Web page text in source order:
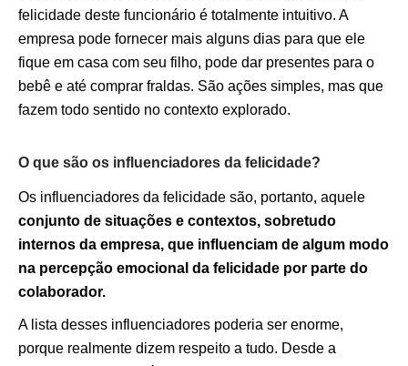
felicidade deste funcionário é totalmente intuitivo. A
empresa pode fornecer mais alguns dias para que ele
fique em casa com seu filho, pode dar presentes para o
bebê e até comprar fraldas. São ações simples, mas que
fazem todo sentido no contexto explorado.
O que são os influenciadores da felicidade?
Os influenciadores da felicidade são, portanto, aquele
conjunto de situações e contextos, sobretudo
internos da empresa, que influenciam de algum modo
na percepção emocional da felicidade por parte do
colaborador.
A lista desses influenciadores poderia ser enorme,
porque realmente dizem respeito a tudo. Desde a